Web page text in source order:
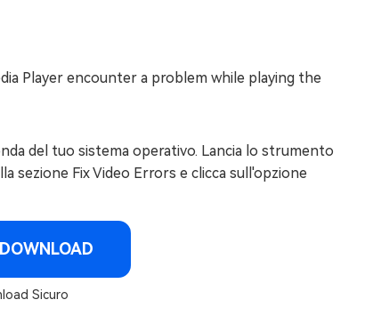
Player encounter a problem while playing the
del tuo sistema operativo. Lancia lo strumento
sezione Fix Video Errors e clicca sull'opzione
Sicuro